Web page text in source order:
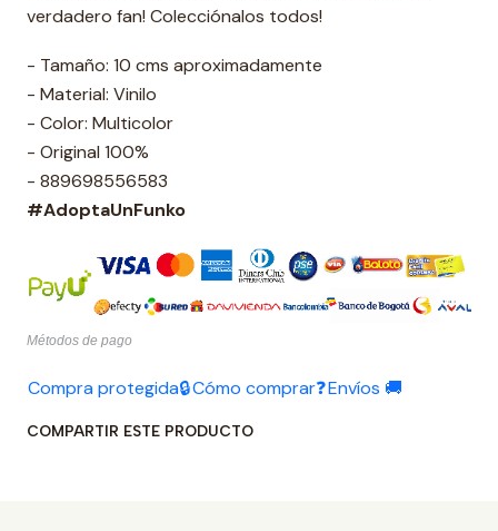
verdadero fan! Colecciónalos todos!
- Tamaño: 10 cms aproximadamente
- Material: Vinilo
- Color: Multicolor
- Original 100%
- 889698556583
#AdoptaUnFunko
Métodos de pago
Compra protegida🔒Cómo comprar❓Envíos 🚚
COMPARTIR ESTE PRODUCTO